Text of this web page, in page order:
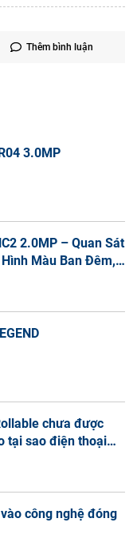
Thêm bình luận
3.0MP
2.0MP – Quan Sát
Màu Ban Đêm,
chưa được
tại sao điện thoại
công nghệ đóng